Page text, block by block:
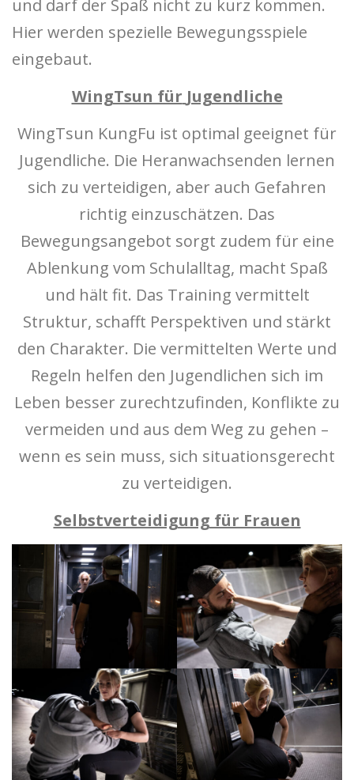
und darf der Spaß nicht zu kurz kommen.
Hier werden spezielle Bewegungsspiele
eingebaut.
WingTsun für Jugendliche
WingTsun KungFu ist optimal geeignet für
Jugendliche. Die Heranwachsenden lernen
sich zu verteidigen, aber auch Gefahren
richtig einzuschätzen. Das
Bewegungsangebot sorgt zudem für eine
Ablenkung vom Schulalltag, macht Spaß
und hält fit. Das Training vermittelt
Struktur, schafft Perspektiven und stärkt
den Charakter. Die vermittelten Werte und
Regeln helfen den Jugendlichen sich im
Leben besser zurechtzufinden, Konflikte zu
vermeiden und aus dem Weg zu gehen –
wenn es sein muss, sich situationsgerecht
zu verteidigen.
Selbstverteidigung für Frauen